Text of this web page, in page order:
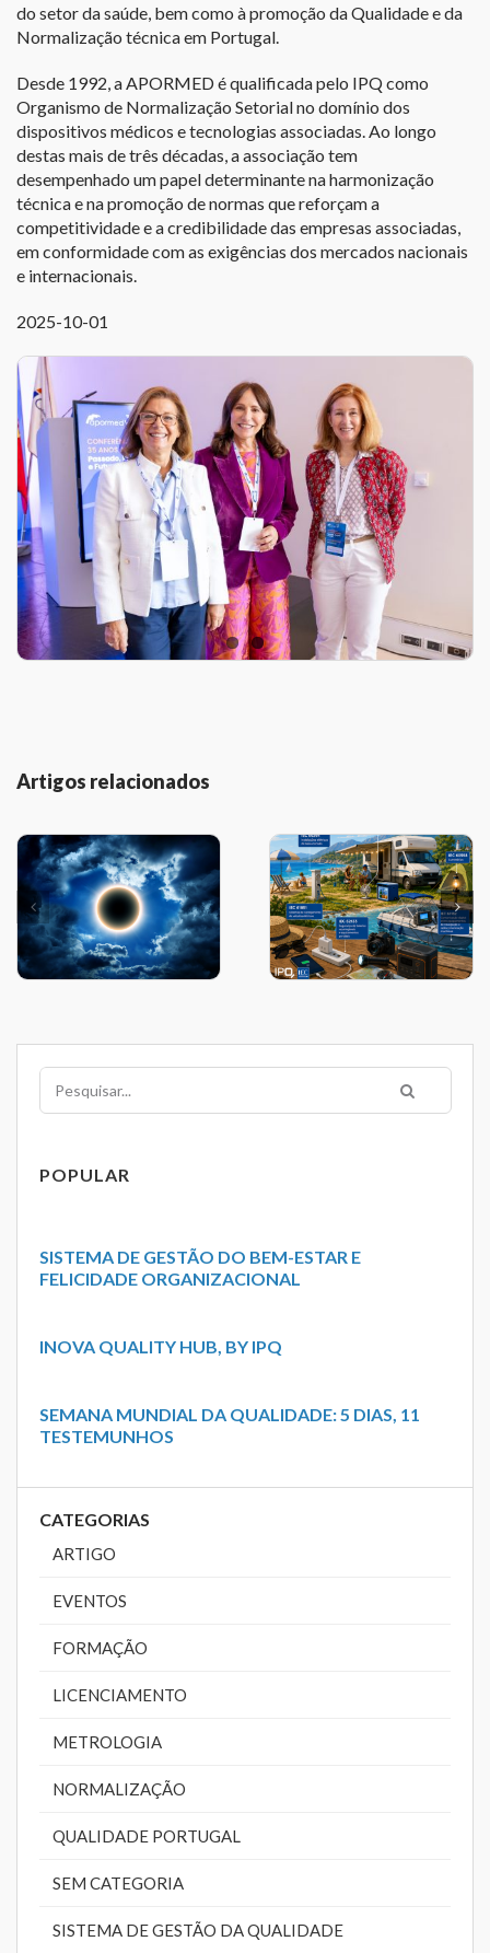
do setor da saúde, bem como à promoção da Qualidade e da
Normalização técnica em Portugal.
Desde 1992, a APORMED é qualificada pelo IPQ como
Organismo de Normalização Setorial no domínio dos
dispositivos médicos e tecnologias associadas. Ao longo
destas mais de três décadas, a associação tem
desempenhado um papel determinante na harmonização
técnica e na promoção de normas que reforçam a
competitividade e a credibilidade das empresas associadas,
em conformidade com as exigências dos mercados nacionais
e internacionais.
2025-10-01
Artigos relacionados
Pesquisar
POPULAR
SISTEMA DE GESTÃO DO BEM-ESTAR E
FELICIDADE ORGANIZACIONAL
INOVA QUALITY HUB, BY IPQ
SEMANA MUNDIAL DA QUALIDADE: 5 DIAS, 11
TESTEMUNHOS
CATEGORIAS
ARTIGO
EVENTOS
FORMAÇÃO
LICENCIAMENTO
METROLOGIA
NORMALIZAÇÃO
QUALIDADE PORTUGAL
SEM CATEGORIA
SISTEMA DE GESTÃO DA QUALIDADE